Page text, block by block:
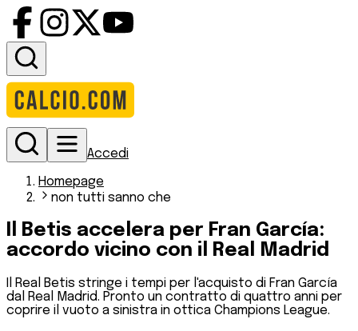
Accedi
Homepage
non tutti sanno che
Il Betis accelera per Fran García:
accordo vicino con il Real Madrid
Il Real Betis stringe i tempi per l'acquisto di Fran García
dal Real Madrid. Pronto un contratto di quattro anni per
coprire il vuoto a sinistra in ottica Champions League.